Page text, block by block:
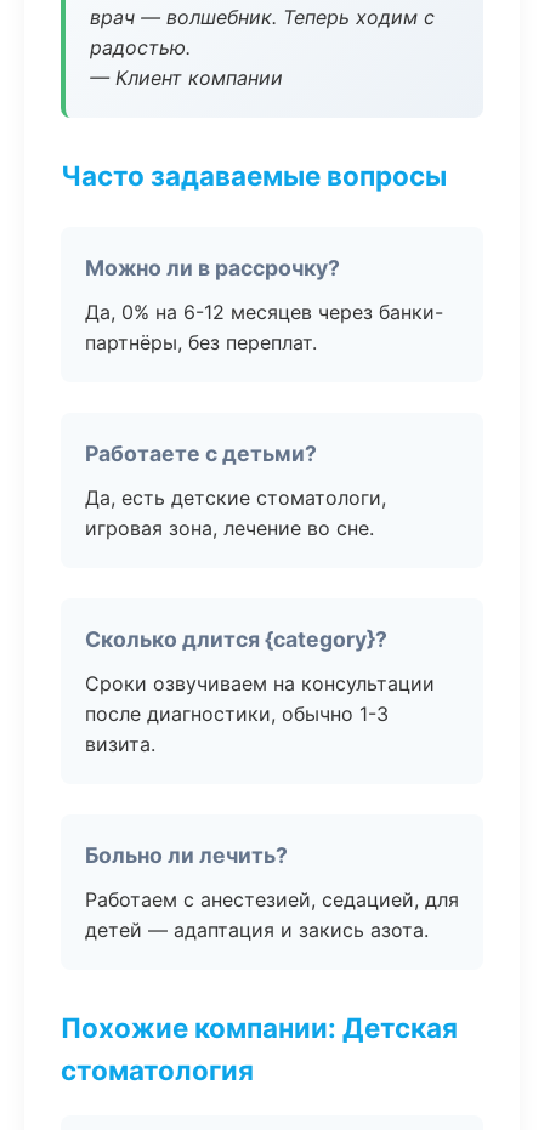
врач — волшебник. Теперь ходим с
радостью.
— Клиент компании
Часто задаваемые вопросы
Можно ли в рассрочку?
Да, 0% на 6-12 месяцев через банки-
партнёры, без переплат.
Работаете с детьми?
Да, есть детские стоматологи,
игровая зона, лечение во сне.
Сколько длится {category}?
Сроки озвучиваем на консультации
после диагностики, обычно 1-3
визита.
Больно ли лечить?
Работаем с анестезией, седацией, для
детей — адаптация и закись азота.
Похожие компании: Детская
стоматология